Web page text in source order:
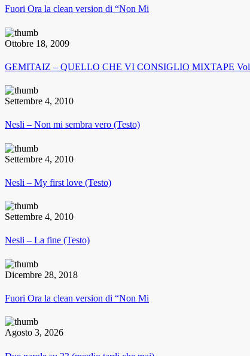
Fuori Ora la clean version di “Non Mi
Ottobre 18, 2009
GEMITAIZ – QUELLO CHE VI CONSIGLIO MIXTAPE Vol
Settembre 4, 2010
Nesli – Non mi sembra vero (Testo)
Settembre 4, 2010
Nesli – My first love (Testo)
Settembre 4, 2010
Nesli – La fine (Testo)
Dicembre 28, 2018
Fuori Ora la clean version di “Non Mi
Agosto 3, 2026